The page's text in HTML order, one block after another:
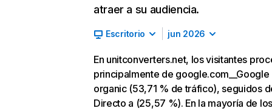
atraer a su audiencia.
Escritorio jun 2026
En unitconverters.net, los visitantes
principalmente de google.com__Google
organic (53,71 % de tráfico), seguidos
Directo a (25,57 %). En la mayoría de los